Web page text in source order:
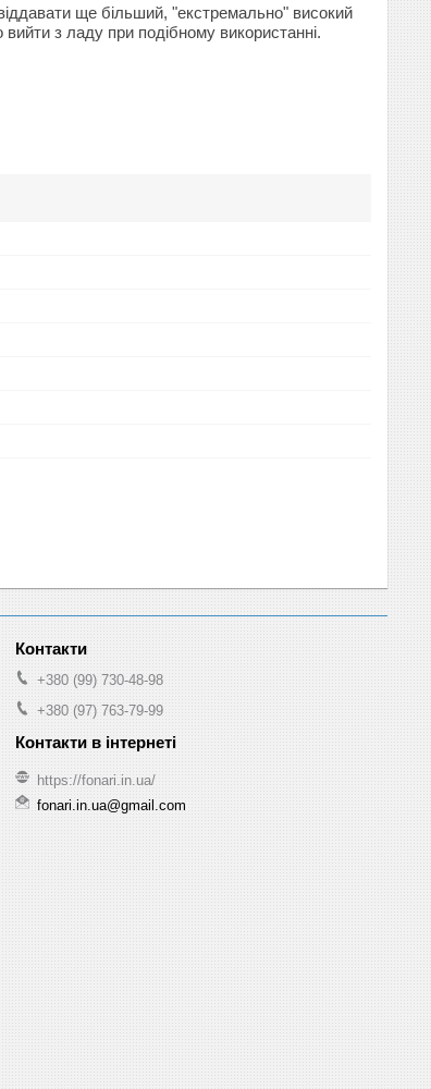
ще більший, "екстремально" високий
з ладу при подібному використанні.
+380 (99) 730-48-98
+380 (97) 763-79-99
https://fonari.in.ua/
fonari.in.ua@gmail.com